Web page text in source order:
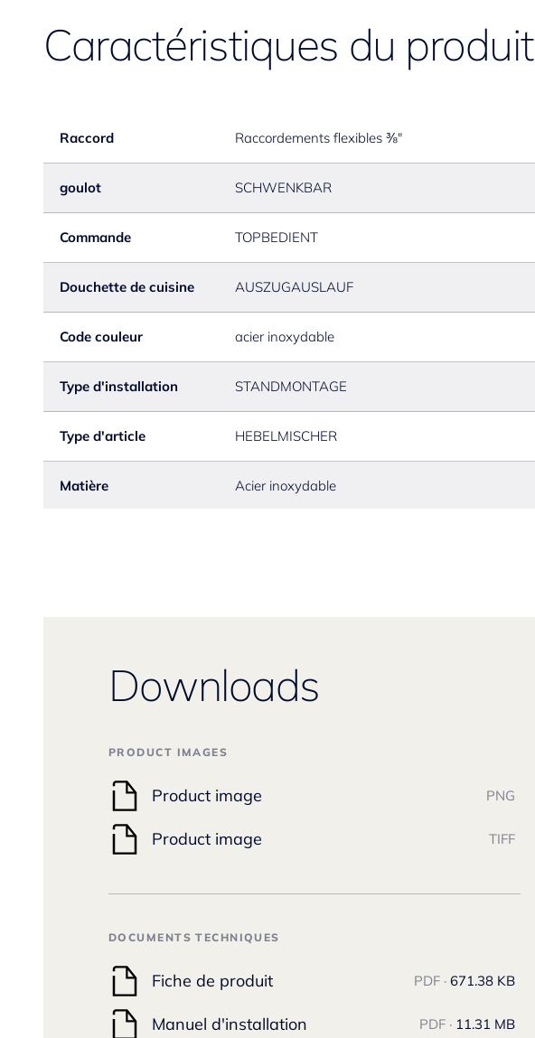
Caractéristiques du produit
Raccord Raccordements flexibles ⅜"
goulot SCHWENKBAR
Commande TOPBEDIENT
Douchette de cuisine AUSZUGAUSLAUF
Code couleur acier inoxydable
Type d'installation STANDMONTAGE
Type d'article HEBELMISCHER
Matière Acier inoxydable
Downloads
PRODUCT IMAGES
Product image PNG
Product image TIFF
DOCUMENTS TECHNIQUES
Fiche de produit PDF · 671.38 KB
Manuel d'installation PDF · 11.31 MB